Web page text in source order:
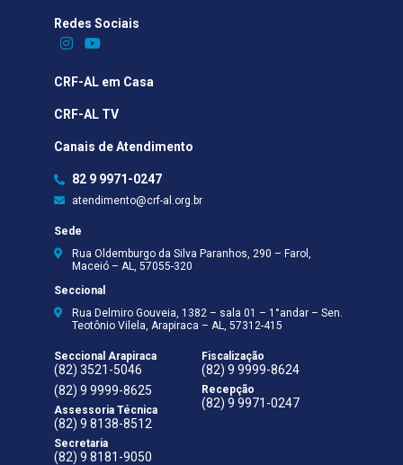
Redes Sociais​
CRF-AL em Casa
CRF-AL TV
Canais de Atendimento
82 9 9971-0247
atendimento@crf-al.org.br
Sede
Rua Oldemburgo da Silva Paranhos, 290 – Farol,
Maceió – AL, 57055-320
Seccional
Rua Delmiro Gouveia, 1382 – sala 01 – 1°andar – Sen.
Teotônio Vilela, Arapiraca – AL, 57312-415
Seccional Arapiraca
(82) 3521-5046
(82) 9 9999-8625
Assessoria Técnica
(82) 9 8138-8512
Secretaria
(82) 9 8181-9050
Fiscalização
(82) 9 9999-8624
Recepção
(82) 9 9971-0247